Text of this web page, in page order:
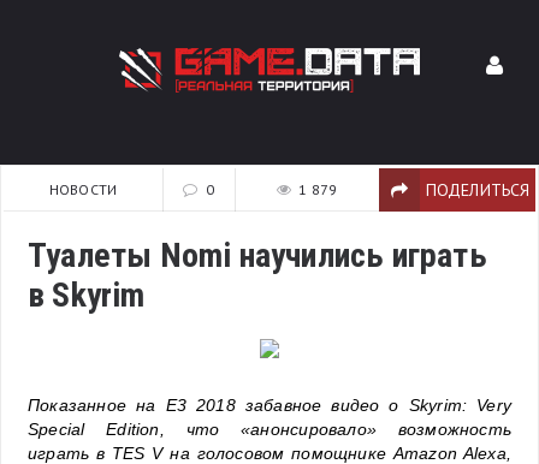
НОВОСТИ 0 1 879 ПОДЕЛИТЬСЯ
Туалеты Nomi научились играть
в Skyrim
Показанное на Е3 2018 забавное видео о Skyrim: Very
Special Edition, что «анонсировало» возможность
играть в TES V на голосовом помощнике Amazon Alexa,